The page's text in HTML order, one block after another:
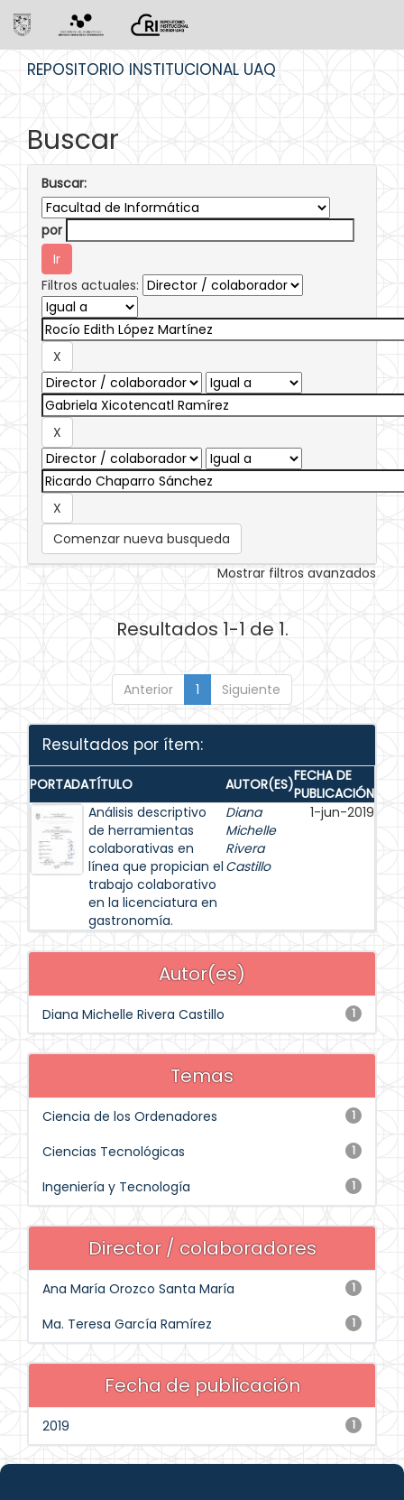
REPOSITORIO INSTITUCIONAL UAQ
Buscar
Buscar:
por
Filtros actuales:
Comenzar nueva busqueda
Mostrar filtros avanzados
Resultados 1-1 de 1.
Anterior 1 Siguiente
Resultados por ítem:
PORTADATÍTULO AUTOR(ES)FECHA DE
PUBLICACIÓN
Análisis descriptivo
de herramientas
colaborativas en
línea que propician el
trabajo colaborativo
en la licenciatura en
gastronomía.
Diana
Michelle
Rivera
Castillo
1-jun-2019
Autor(es)
1
Diana Michelle Rivera Castillo
Temas
1
Ciencia de los Ordenadores
1
Ciencias Tecnológicas
1
Ingeniería y Tecnología
Director / colaboradores
1
Ana María Orozco Santa María
1
Ma. Teresa García Ramírez
Fecha de publicación
1
2019